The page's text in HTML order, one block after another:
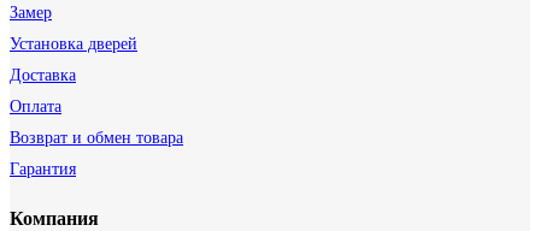
Замер
Установка дверей
Доставка
Оплата
Возврат и обмен товара
Гарантия
Компания